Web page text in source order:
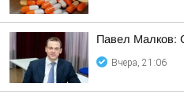
Павел Малков:
Вчера, 21:06